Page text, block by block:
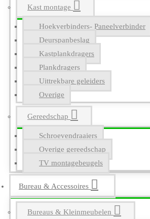
Kast montage
Hoekverbinders- Paneelverbinder
Deurspanbeslag
Kastplankdragers
Plankdragers
Uittrekbare geleiders
Overige
Gereedschap
Schroevendraaiers
Overige gereedschap
TV montagebeugels
Bureau & Accessoires
Bureaus & Kleinmeubelen